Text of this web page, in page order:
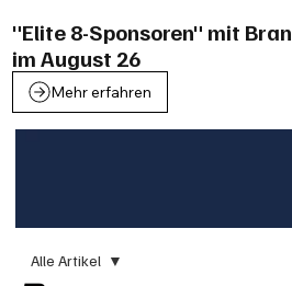
"Elite 8-Sponsoren" mit
im August 26
Mehr erfahren
Alle Artikel